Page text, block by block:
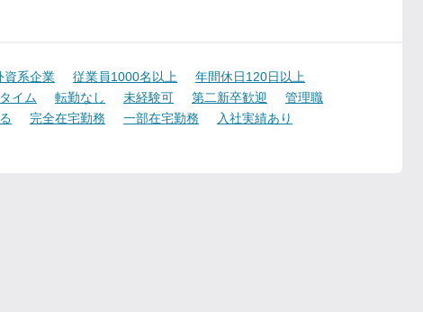
資系企業 従業員1000名以上
年間休日120日以上
イム
転勤なし 未経験可 第二新卒歓迎
管理職
完全在宅勤務 一部在宅勤務 入社実績あり